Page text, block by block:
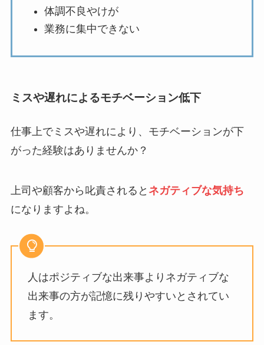
体調不良やけが
業務に集中できない
ミスや遅れによるモチベーション低下
仕事上でミスや遅れにより、モチベーションが下
がった経験はありませんか？
上司や顧客から叱責されると ネガティブな気持ち
になりますよね。
人はポジティブな出来事よりネガティブな
出来事の方が記憶に残りやすいとされてい
ます。